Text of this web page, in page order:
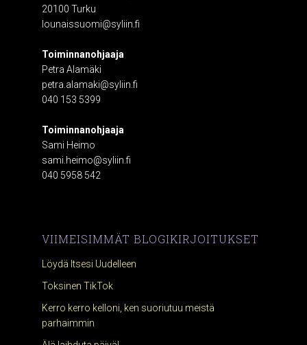
20100 Turku
lounaissuomi@syliin.fi
Toiminnanohjaaja
Petra Alamäki
petra.alamaki@syliin.fi
040 153 5399
Toiminnanohjaaja
Sami Heimo
sami.heimo@syliin.fi
040 5958 542
VIIMEISIMMÄT BLOGIKIRJOITUKSET
Löydä Itsesi Uudelleen
Toksinen TikTok
Kerro kerro kelloni, ken suoriutuu meistä
parhaimmin